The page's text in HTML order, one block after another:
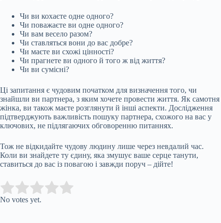
Чи ви кохаєте одне одного?
Чи поважаєте ви одне одного?
Чи вам весело разом?
Чи ставляться вони до вас добре?
Чи маєте ви схожі цінності?
Чи прагнете ви одного й того ж від життя?
Чи ви сумісні?
Ці запитання є чудовим початком для визначення того, чи
знайшли ви партнера, з яким хочете провести життя. Як самотня
жінка, ви також маєте розглянути й інші аспекти. Дослідження
підтверджують важливість пошуку партнера, схожого на вас у
ключових, не підлягаючих обговоренню питаннях.
Тож не відкидайте чудову людину лише через невдалий час.
Коли ви знайдете ту єдину, яка змушує ваше серце танути,
ставиться до вас із повагою і завжди поруч – дійте!
Rate this item:
No votes yet.